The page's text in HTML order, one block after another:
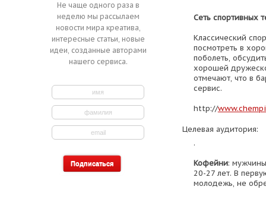
Не чаще одного раза в
неделю мы рассылаем
новости мира креатива,
интересные статьи, новые
идеи, созданные авторами
нашего сервиса.
Сеть спортивных
Классический
посмотреть в
поболеть,
хорошей
отмечают, что в
сервис.
http://
Целевая аудитория:
.
Кофейни:
20-27 лет. В
молодежь, не